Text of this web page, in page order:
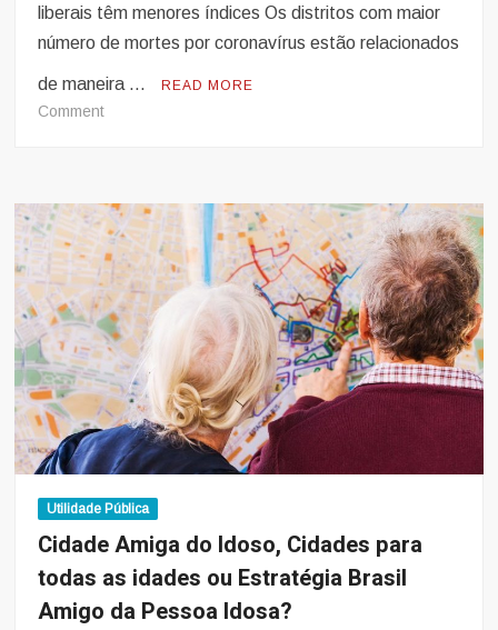
liberais têm menores índices Os distritos com maior
número de mortes por coronavírus estão relacionados
de maneira … READ MORE
Commenton
19
têm
mais
relação
com
autônomos,
donas
de
casa
e
transporte
Utilidade Pública
Cidade Amiga do Idoso, Cidades para
todas as idades ou Estratégia Brasil
Amigo da Pessoa Idosa?